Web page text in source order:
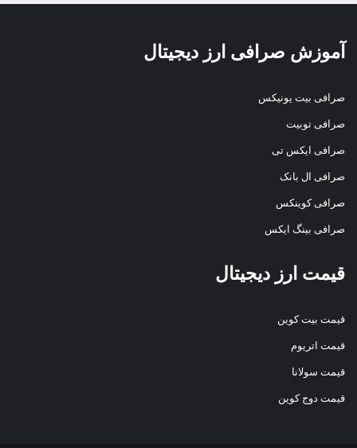
آموزش صرافی ارز دیجیتال
صرافی بیت یونیکس
صرافی توبیت
صرافی ایکس تی
صرافی ال بانک
صرافی کوینکس
صرافی بینگ ایکس
قیمت ارز دیجیتال
قیمت بیت کوین
قیمت اتریوم
قیمت سولانا
قیمت دوج کوین